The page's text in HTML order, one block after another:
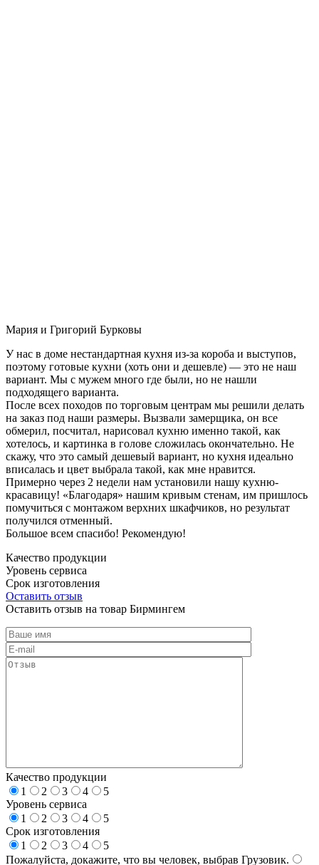
Мария и Григорий Бурковы
У нас в доме нестандартная кухня из-за короба и выступов,
поэтому готовые кухни (хоть они и дешевле) — это не наш
вариант. Мы с мужем много где были, но не нашли
подходящего варианта.
После всех походов по торговым центрам мы решили делать
на заказ под наши размеры. Вызвали замерщика, он все
обмерил, посчитал, нарисовал кухню именно такой, как
хотелось, и картинка в голове сложилась окончательно. Не
скажу, что это самый дешевый вариант, но кухня идеально
вписалась и цвет выбрала такой, как мне нравится.
Примерно через 2 недели нам установили нашу кухню-
красавицу! «Благодаря» нашим кривым стенам, им пришлось
помучиться с монтажом верхних шкафчиков, но результат
получился отменный.
Большое всем спасибо! Рекомендую!
Качество продукции
Уровень сервиса
Срок изготовления
Оставить отзыв
Оставить отзыв на товар Бирмингем
Качество продукции
1
2 3 4
5
Уровень сервиса
1
2 3 4
5
Срок изготовления
1
2 3 4
5
Пожалуйста, докажите, что вы человек, выбрав Грузовик.